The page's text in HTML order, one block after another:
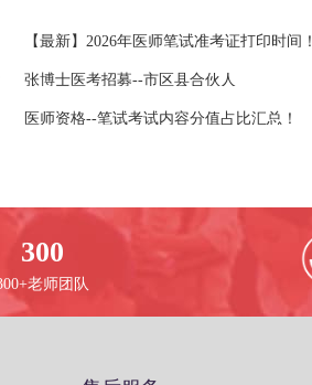
【最新】2026年医师笔试准考证打印时间！
张博士医考招募--市区县合伙人
医师资格--笔试考试内容分值占比汇总！
300
老师团队